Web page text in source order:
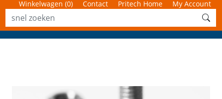
Winkelwagen (0) Contact Pritech Home My Account